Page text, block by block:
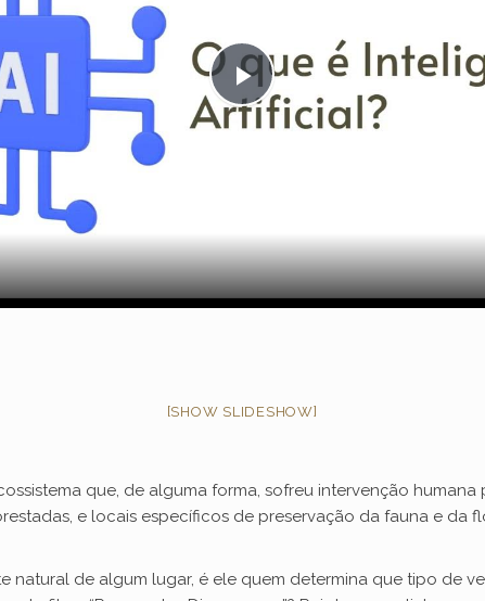
P
a
y
d
[SHOW SLIDESHOW]
que, de alguma forma, sofreu intervenção humana
e locais específicos de preservação da fauna e da
natural de algum lugar, é ele quem determina que tipo de